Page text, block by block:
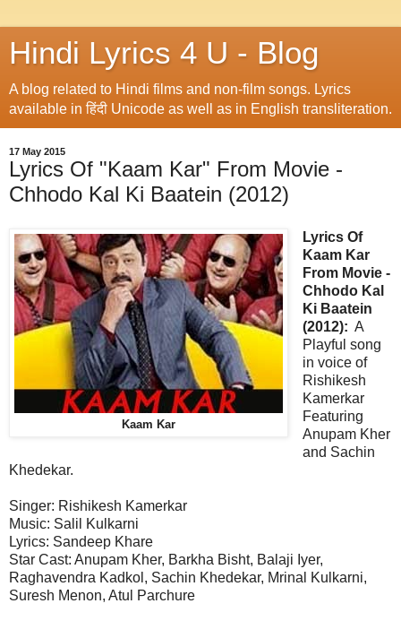
Hindi Lyrics 4 U - Blog
A blog related to Hindi films and non-film songs. Lyrics
available in हिंदी Unicode as well as in English transliteration.
17 May 2015
Lyrics Of "Kaam Kar" From Movie -
Chhodo Kal Ki Baatein (2012)
Kaam Kar
Lyrics Of
Kaam Kar
From Movie -
Chhodo Kal
Ki Baatein
(2012): A
Playful song
in voice of
Rishikesh
Kamerkar
Featuring
Anupam Kher
and Sachin
Khedekar.
Singer: Rishikesh Kamerkar
Music: Salil Kulkarni
Lyrics: Sandeep Khare
Star Cast: Anupam Kher, Barkha Bisht, Balaji Iyer,
Raghavendra Kadkol, Sachin Khedekar, Mrinal Kulkarni,
Suresh Menon, Atul Parchure